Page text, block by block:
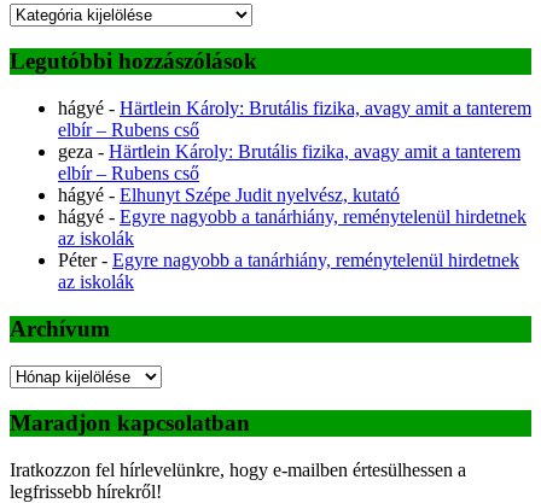
Kategóriák
Legutóbbi hozzászólások
hágyé - Härtlein Károly: Brutális fizika, avagy amit a tanterem
elbír – Rubens cső
geza - Härtlein Károly: Brutális fizika, avagy amit a tanterem
elbír – Rubens cső
hágyé - Elhunyt Szépe Judit nyelvész, kutató
hágyé - Egyre nagyobb a tanárhiány, reménytelenül hirdetnek
az iskolák
Péter- Egyre nagyobb a tanárhiány, reménytelenül hirdetnek
az iskolák
Archívum
Archívum
Maradjon kapcsolatban
Iratkozzon fel hírlevelünkre, hogy e-mailben értesülhessen a
legfrissebb hírekről!